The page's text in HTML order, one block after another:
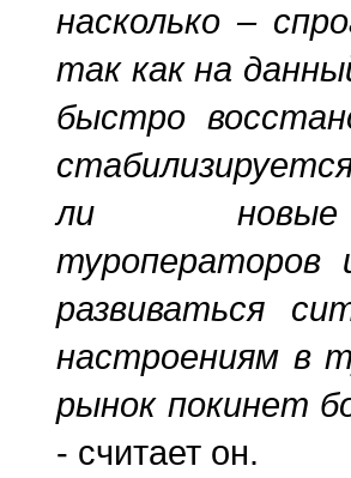
насколько –
так как на
быстро
ли новые
туроператоров
развиваться
настроениям в
рынок покинет
- считает он.